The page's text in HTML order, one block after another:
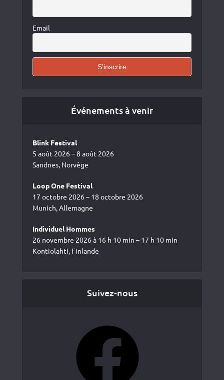
Email
Événements à venir
Blink Festival
5 août 2026 – 8 août 2026
Sandnes, Norvège
Loop One Festival
17 octobre 2026 – 18 octobre 2026
Munich, Allemagne
Individuel Hommes
26 novembre 2026 à 16 h 10 min – 17 h 10 min
Kontiolahti, Finlande
Suivez-nous